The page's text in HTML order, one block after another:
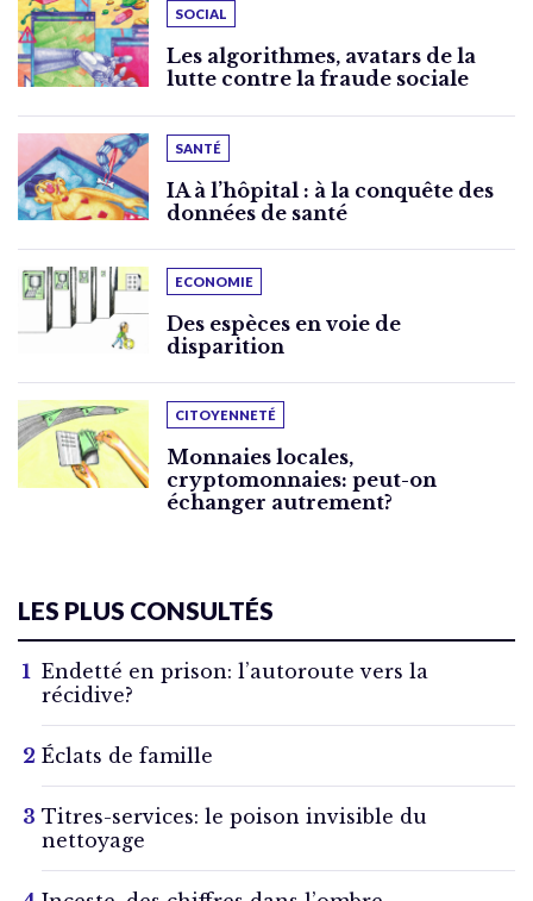
SOCIAL
Les algorithmes, avatars de la
lutte contre la fraude sociale
SANTÉ
IA à l’hôpital : à la conquête des
données de santé
ECONOMIE
Des espèces en voie de
disparition
CITOYENNETÉ
Monnaies locales,
cryptomonnaies: peut-on
échanger autrement?
LES PLUS CONSULTÉS
Endetté en prison: l’autoroute vers la
récidive?
Éclats de famille
Titres-services: le poison invisible du
nettoyage